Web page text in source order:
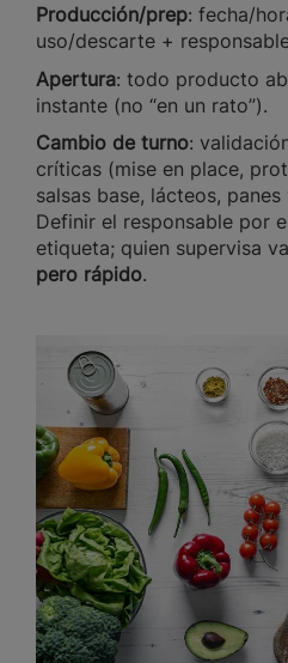
Producción/prep: fecha/
uso/descarte +
Apertura: todo producto
instante (no “en un rato”).
Cambio de turno:
críticas (mise en place,
salsas base, lácteos,
Definir el responsable por
etiqueta; quien supervisa
pero rápido.